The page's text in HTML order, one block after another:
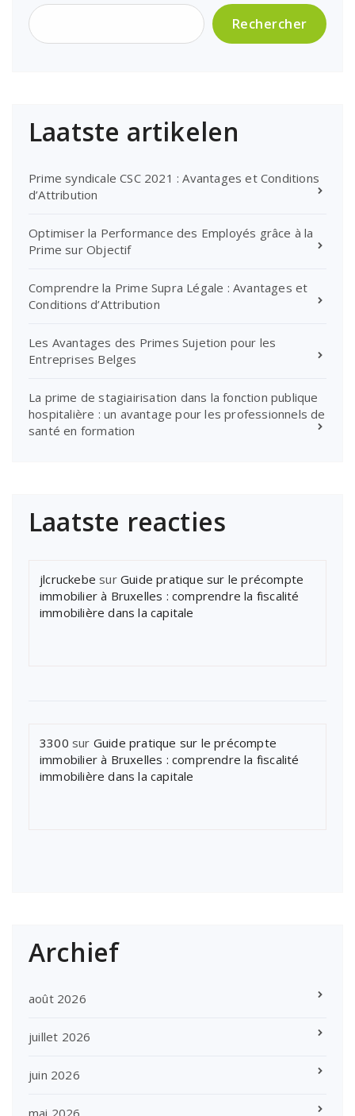
Rechercher
Laatste artikelen
Prime syndicale CSC 2021 : Avantages et Conditions
d’Attribution
Optimiser la Performance des Employés grâce à la
Prime sur Objectif
Comprendre la Prime Supra Légale : Avantages et
Conditions d’Attribution
Les Avantages des Primes Sujetion pour les
Entreprises Belges
La prime de stagiairisation dans la fonction publique
hospitalière : un avantage pour les professionnels de
santé en formation
Laatste reacties
jlcruckebe sur Guide pratique sur le précompte
immobilier à Bruxelles : comprendre la fiscalité
immobilière dans la capitale
3300 sur Guide pratique sur le précompte
immobilier à Bruxelles : comprendre la fiscalité
immobilière dans la capitale
Archief
août 2026
juillet 2026
juin 2026
mai 2026